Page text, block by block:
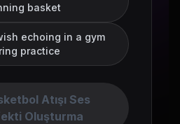
basket
echoing in a gym
practice
Atışı Ses
Oluşturma